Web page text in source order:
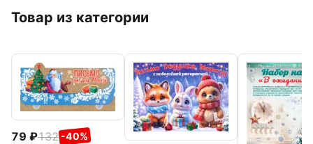
Товар из категории
79 132 -40%